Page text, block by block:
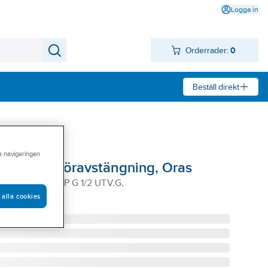
Logga in
Orderrader: 0
Beställ direkt
föravstängning, Oras
INV.G. UTLOPP G 1/2 UTV.G.
navigeringen
alla cookies